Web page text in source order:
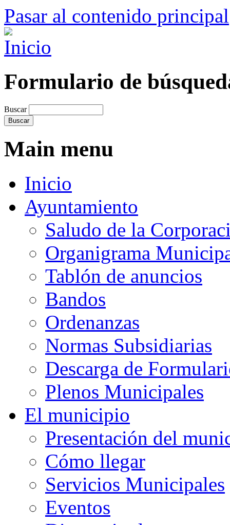
Pasar al contenido principal
Formulario de
Buscar
Main menu
Inicio
Ayuntamiento
Saludo de la
Organigrama
Tablón de anuncios
Bandos
Ordenanzas
Normas Subsidiarias
Descarga de
Plenos Municipales
El municipio
Presentación del
Cómo llegar
Servicios Municipales
Eventos